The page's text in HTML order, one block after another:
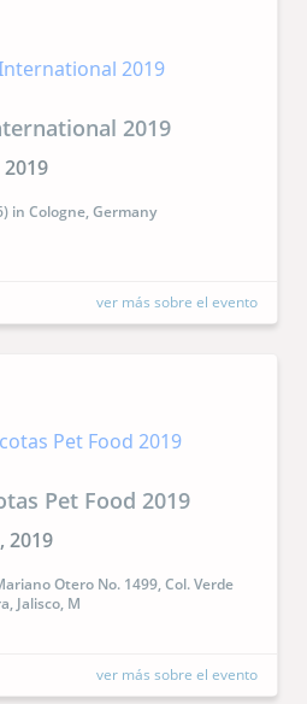
2019
2019
in Cologne, Germany
ver más sobre el evento
Pet Food 2019
2019
Otero No. 1499, Col. Verde
Jalisco, M
ver más sobre el evento